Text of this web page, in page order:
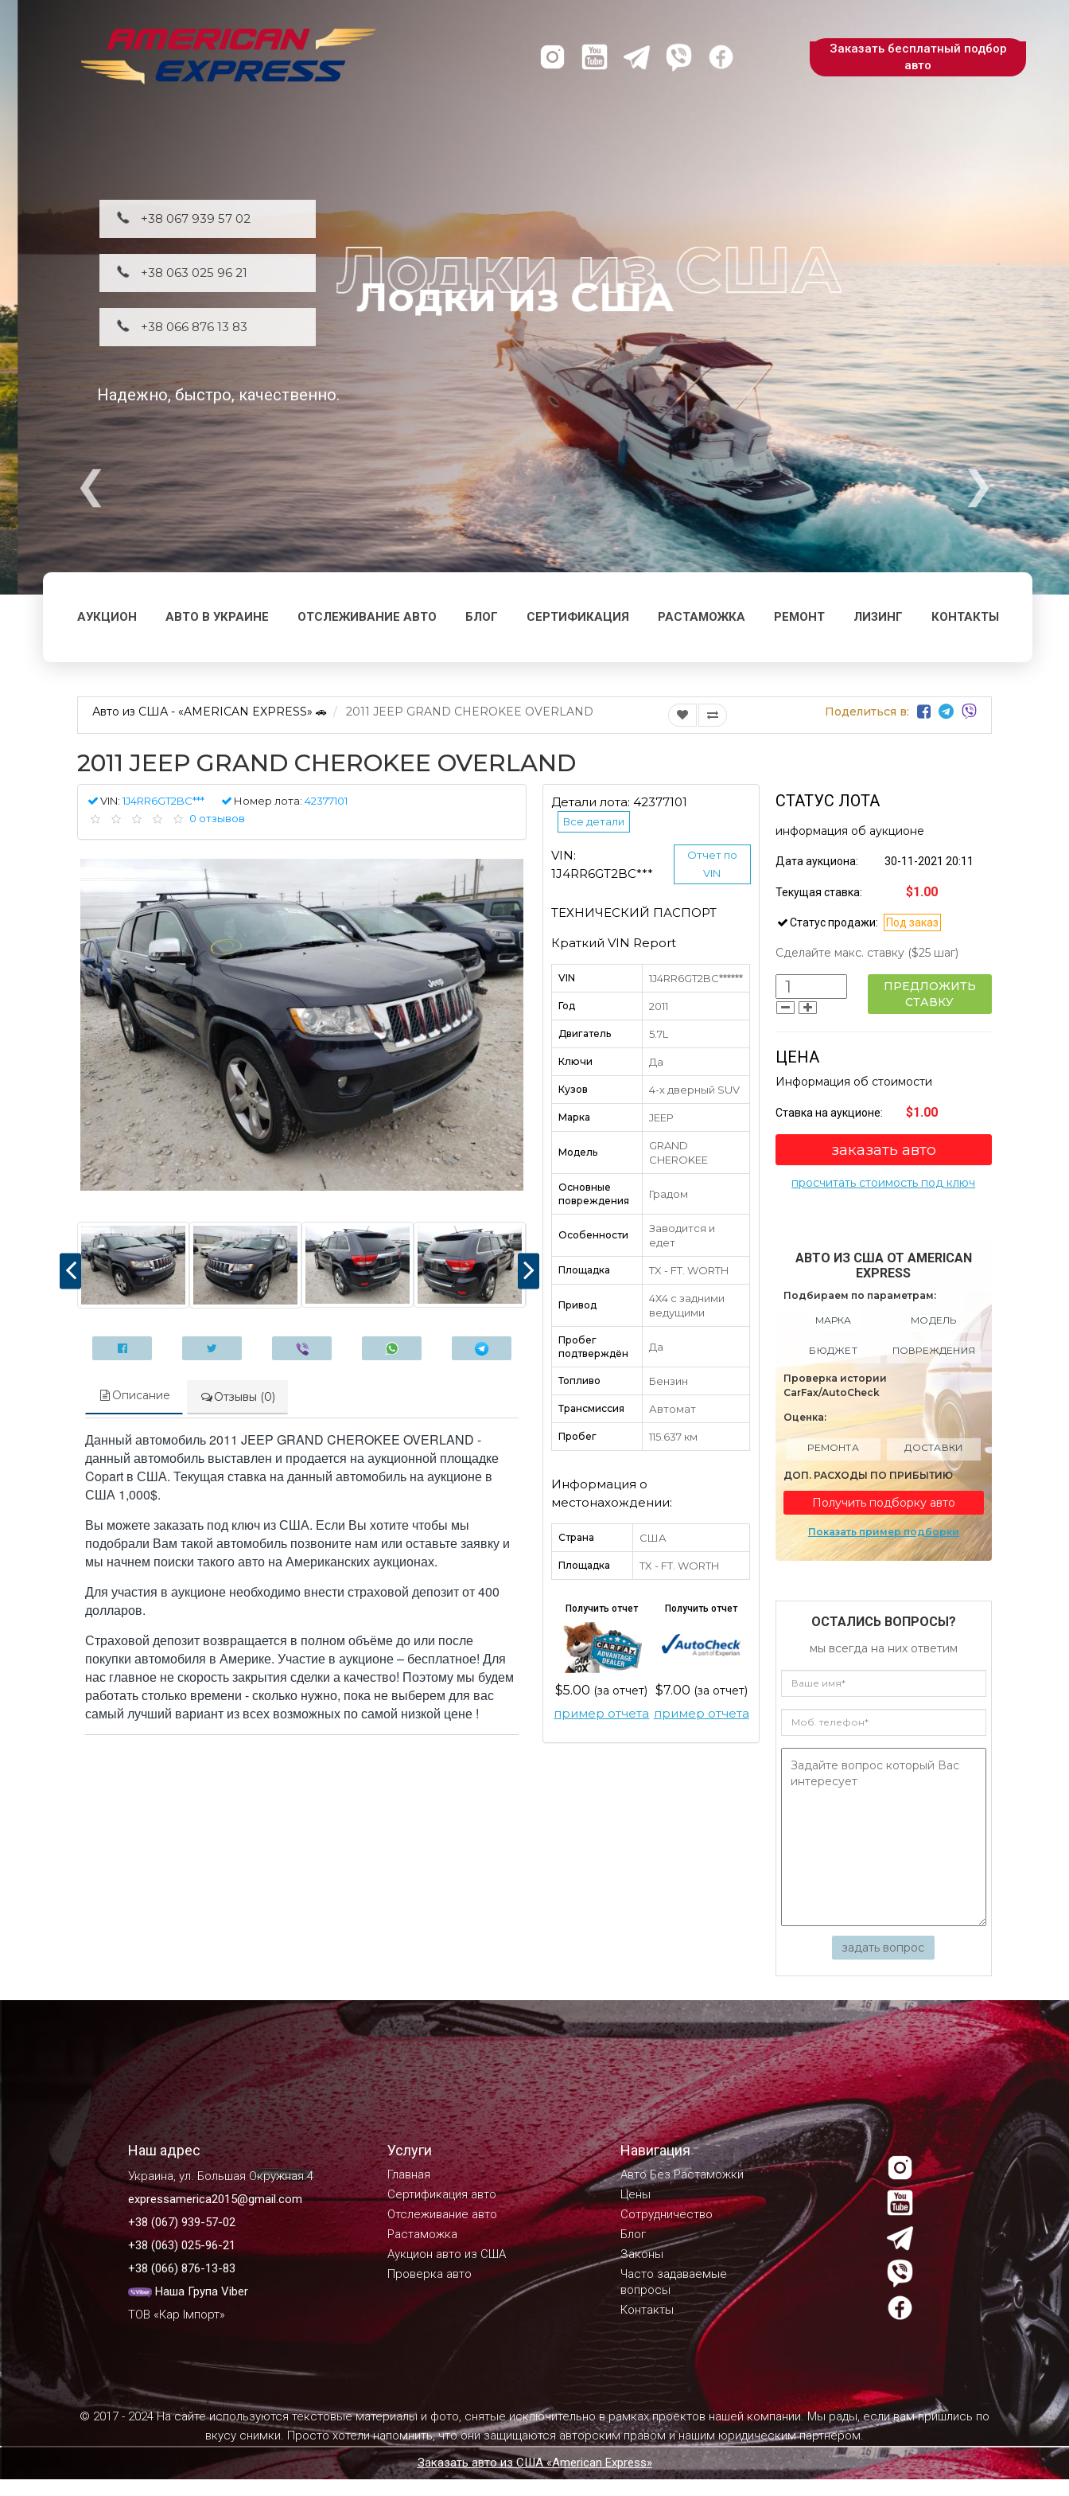
Лодки из США
+38 067 939 57 02
+38 063 025 96 21
+38 066 876 13 83
Надежно, быстро, качественно.
Заказать бесплатный подбор
авто
АУКЦИОН АВТО В УКРАИНЕ ОТСЛЕЖИВАНИЕ АВТО БЛОГ СЕРТИФИКАЦИЯ РАСТАМОЖКА РЕМОНТ ЛИЗИНГ КОНТАКТЫ
Авто из США - «AMERICAN EXPRESS» 🚗 2011 JEEP GRAND CHEROKEE OVERLAND Поделиться в:
2011 JEEP GRAND CHEROKEE OVERLAND
VIN:1J4RR6GT2BC*** Номер лота: 42377101
0 отзывов
Описание Отзывы (0)
Данный автомобиль 2011 JEEP GRAND CHEROKEE OVERLAND -
данный автомобиль выставлен и продается на аукционной площадке
Copart в США. Текущая ставка на данный автомобиль на аукционе в
США 1,000$.
Вы можете заказать под ключ из США. Если Вы хотите чтобы мы
подобрали Вам такой автомобиль позвоните нам или оставьте заявку и
мы начнем поиски такого авто на Американских аукционах.
Для участия в аукционе необходимо внести страховой депозит от 400
долларов.
Страховой депозит возвращается в полном объёме до или после
покупки автомобиля в Америке. Участие в аукционе – бесплатное! Для
нас главное не скорость закрытия сделки а качество! Поэтому мы будем
работать столько времени - сколько нужно, пока не выберем для вас
самый лучший вариант из всех возможных по самой низкой цене !
Детали лота: 42377101
Все детали
VIN:
1J4RR6GT2BC***
Отчет по
VIN
ТЕХНИЧЕСКИЙ ПАСПОРТ
Краткий VIN Report
VIN 1J4RR6GT2BC******
Год 2011
Двигатель 5.7L
Ключи Да
Кузов 4-х дверный SUV
Марка JEEP
Модель
GRAND
CHEROKEE
Основные
повреждения
Градом
Особенности
Заводится и
едет
Площадка TX - FT. WORTH
Привод
4Х4 с задними
ведущими
Пробег
подтверждён
Да
Топливо Бензин
Трансмиссия Автомат
Пробег 115.637 км
Информация о
местонахождении:
Страна США
Площадка TX - FT. WORTH
Получить отчет
$5.00 (за отчет)
пример отчета
Получить отчет
$7.00 (за отчет)
пример отчета
СТАТУС ЛОТА
информация об аукционе
Дата аукциона: 30-11-2021 20:11
Текущая ставка: $1.00
Статус продажи: Под заказ
Сделайте макс. ставку ($25 шаг)
ПРЕДЛОЖИТЬ
СТАВКУ
ЦЕНА
Информация об стоимости
Ставка на аукционе: $1.00
заказать авто
просчитать стоимость под ключ
АВТО ИЗ США ОТ AMERICAN
EXPRESS
Подбираем по параметрам:
МАРКА МОДЕЛЬ
БЮДЖЕТ ПОВРЕЖДЕНИЯ
Проверка истории
CarFax/AutoCheck
Оценка:
РЕМОНТА ДОСТАВКИ
ДОП. РАСХОДЫ ПО ПРИБЫТИЮ
Получить подборку авто
Показать пример подборки
ОСТАЛИСЬ ВОПРОСЫ?
мы всегда на них ответим
задать вопрос
Наш адрес
Украина, ул. Большая Окружная 4
expressamerica2015@gmail.com
+38 (067) 939-57-02
+38 (063) 025-96-21
+38 (066) 876-13-83
Наша Група Viber
ТОВ «Кар Імпорт»
Услуги
Главная
Сертификация авто
Отслеживание авто
Растаможка
Аукцион авто из США
Проверка авто
Навигация
Авто Без Растаможки
Цены
Сотрудничество
Блог
Законы
Часто задаваемые
вопросы
Контакты
© 2017 - 2024 На сайте используются текстовые материалы и фото, снятые исключительно в рамках проектов нашей компании. Мы рады, если вам пришлись по
вкусу снимки. Просто хотели напомнить, что они защищаются авторским правом и нашим юридическим партнером.
Заказать авто из США «American Express»